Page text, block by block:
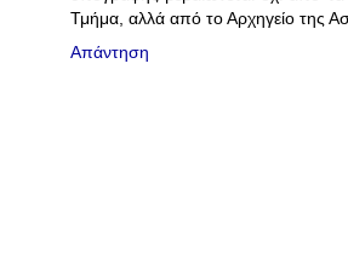
Τμήμα, αλλά από το Αρχηγείο της
Απάντηση